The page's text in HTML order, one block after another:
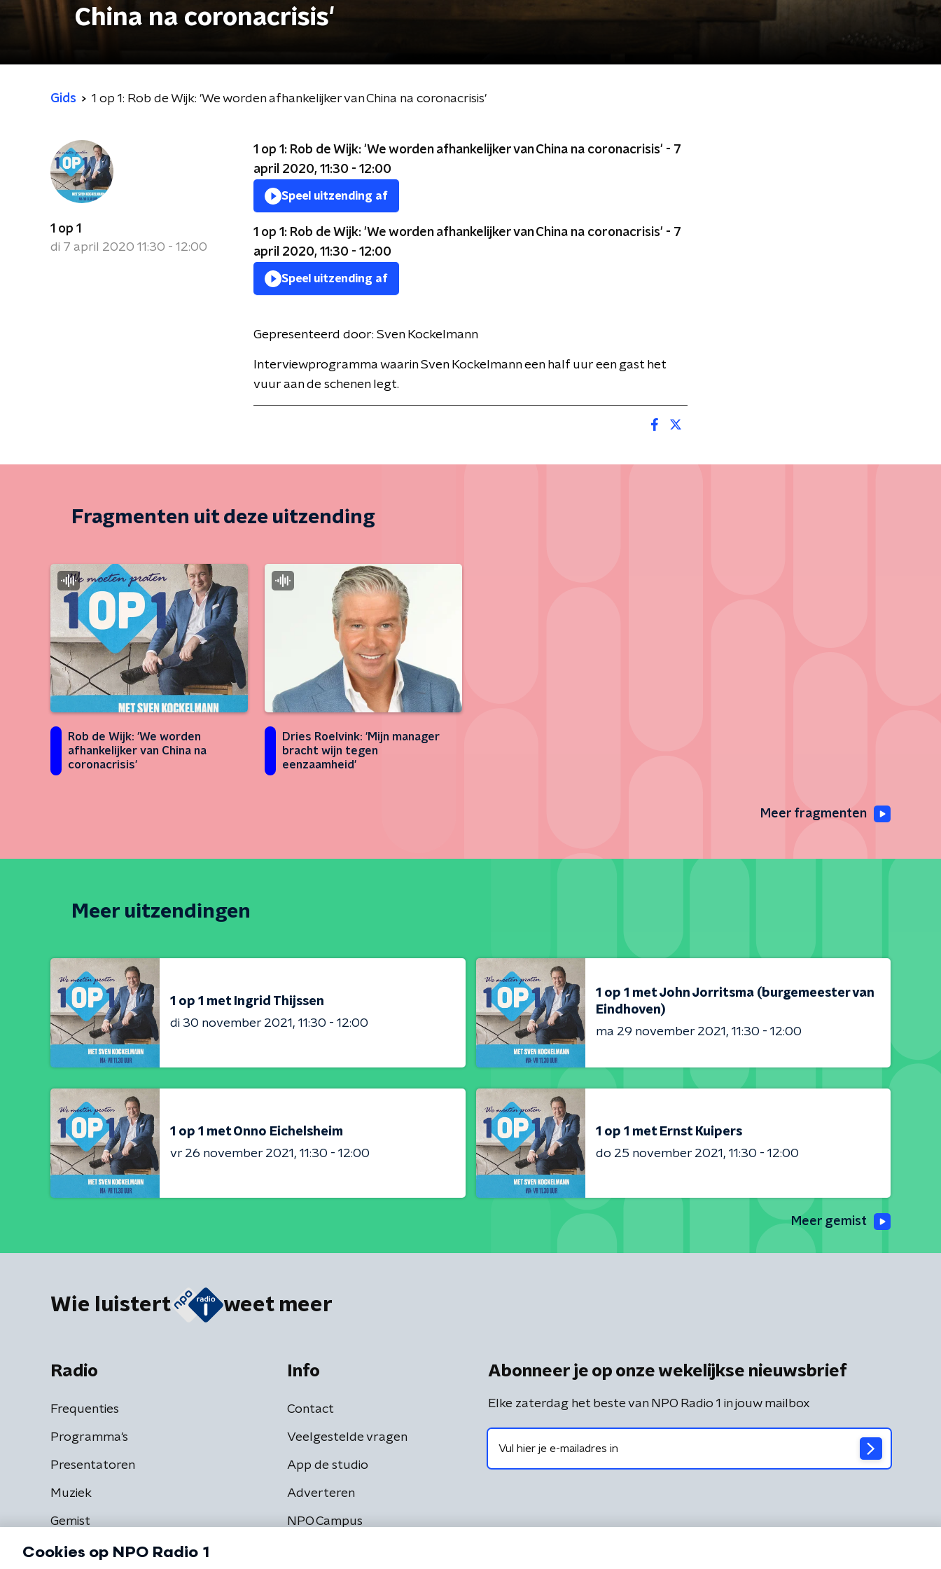
China na coronacrisis'
Gids 1 op 1: Rob de Wijk: 'We worden afhankelijker van China na coronacrisis'
1 op 1
di 7 april 2020 11:30 - 12:00
1 op 1: Rob de Wijk: 'We worden afhankelijker van China na coronacrisis' - 7
april 2020, 11:30 - 12:00
Speel uitzending af
1 op 1: Rob de Wijk: 'We worden afhankelijker van China na coronacrisis' - 7
april 2020, 11:30 - 12:00
Speel uitzending af
Gepresenteerd door: Sven Kockelmann
Interviewprogramma waarin Sven Kockelmann een half uur een gast het
vuur aan de schenen legt.
Fragmenten uit deze uitzending
Rob de Wijk: 'We worden
afhankelijker van China na
coronacrisis'
Dries Roelvink: 'Mijn manager
bracht wijn tegen
eenzaamheid'
Meer fragmenten
Meer uitzendingen
1 op 1 met Ingrid Thijssen
di 30 november 2021
11:30 - 12:00
1 op 1 met John Jorritsma (burgemeester van
Eindhoven)
ma 29 november 2021
11:30 - 12:00
1 op 1 met Onno Eichelsheim
vr 26 november 2021
11:30 - 12:00
1 op 1 met Ernst Kuipers
do 25 november 2021
11:30 - 12:00
Meer gemist
Wie luistert weet meer
Radio
Frequenties
Programma's
Presentatoren
Muziek
Gemist
Info
Contact
Veelgestelde vragen
App de studio
Adverteren
NPO Campus
Abonneer je op onze wekelijkse nieuwsbrief
Elke zaterdag het beste van NPO Radio 1 in jouw mailbox